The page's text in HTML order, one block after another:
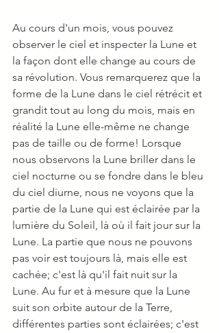
Au cours d'un mois, vous pouvez
observer le ciel et inspecter la Lune et
la façon dont elle change au cours de
sa révolution. Vous remarquerez que la
forme de la Lune dans le ciel rétrécit et
grandit tout au long du mois, mais en
réalité la Lune elle-même ne change
pas de taille ou de forme! Lorsque
nous observons la Lune briller dans le
ciel nocturne ou se fondre dans le bleu
du ciel diurne, nous ne voyons que la
partie de la Lune qui est éclairée par la
lumière du Soleil, là où il fait jour sur la
Lune. La partie que nous ne pouvons
pas voir est toujours là, mais elle est
cachée; c'est là qu'il fait nuit sur la
Lune. Au fur et à mesure que la Lune
suit son orbite autour de la Terre,
différentes parties sont éclairées; c'est